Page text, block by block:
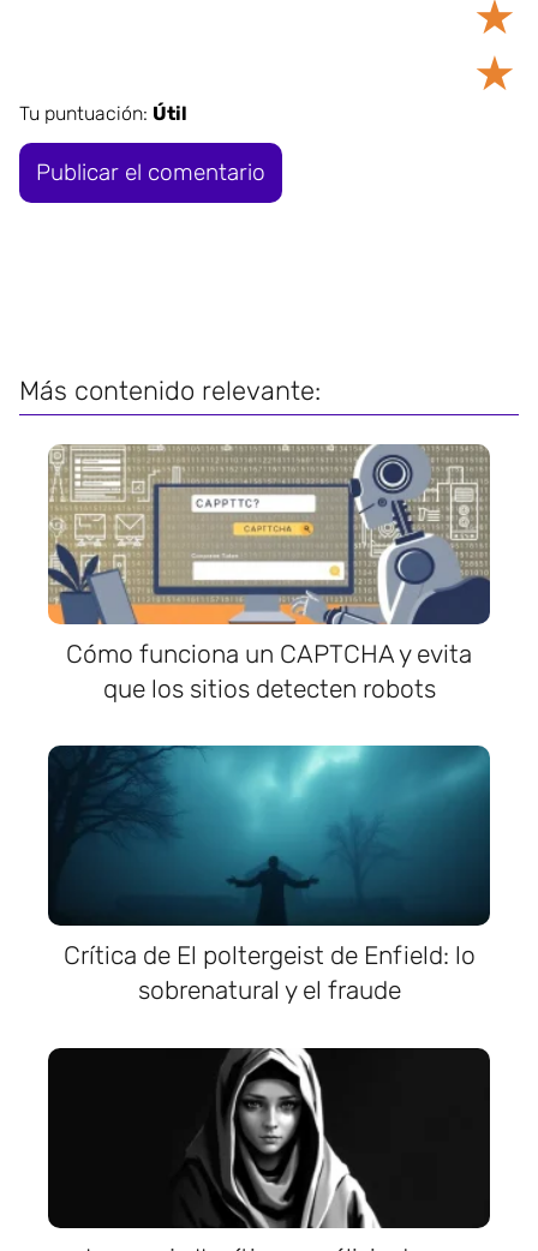
★
★
Tu puntuación: Útil
Más contenido relevante:
Cómo funciona un CAPTCHA y evita
que los sitios detecten robots
Crítica de El poltergeist de Enfield: lo
sobrenatural y el fraude